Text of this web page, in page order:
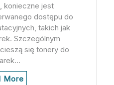
konieczne jest
dostępu do
takich jak
Szczególnym
się tonery do
More